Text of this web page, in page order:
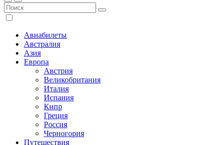
Авиабилеты
Австралия
Азия
Европа
Австрия
Великобритания
Италия
Испания
Кипр
Греция
Россия
Черногория
Путешествия